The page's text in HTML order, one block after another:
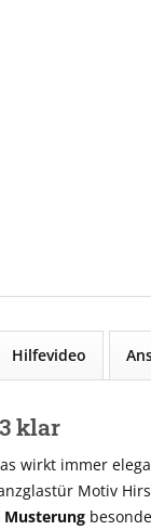
Hilfevideo
klar
wirkt immer
Motiv